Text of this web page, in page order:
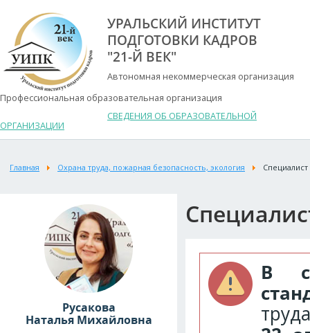
УРАЛЬСКИЙ ИНСТИТУТ
ПОДГОТОВКИ КАДРОВ
"21-Й ВЕК"
Автономная некоммерческая организация
Профессиональная образовательная организация
СВЕДЕНИЯ ОБ ОБРАЗОВАТЕЛЬНОЙ
ОРГАНИЗАЦИИ
Главная Охрана труда, пожарная безопасность, экология
Русакова
Наталья Михайловна
В